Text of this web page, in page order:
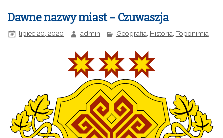
Dawne nazwy miast – Czuwaszja
lipiec 20, 2020 admin Geografia, Historia, Toponimia